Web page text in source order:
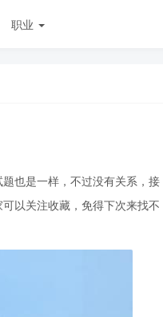
职业
题也是一样，不过没有关系，接
以关注收藏，免得下次来找不